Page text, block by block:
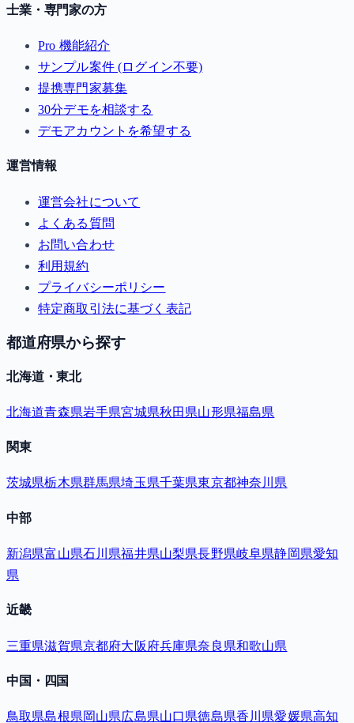
士業・専門家の方
Pro 機能紹介
サンプル案件 (ログイン不要)
提携専門家募集
30分デモを相談する
デモアカウントを希望する
運営情報
運営会社について
よくある質問
お問い合わせ
利用規約
プライバシーポリシー
特定商取引法に基づく表記
都道府県から探す
北海道・東北
北海道青森県岩手県宮城県秋田県山形県福島県
関東
茨城県栃木県群馬県埼玉県千葉県東京都神奈川県
中部
新潟県富山県石川県福井県山梨県長野県岐阜県静岡県愛知
県
近畿
三重県滋賀県京都府大阪府兵庫県奈良県和歌山県
中国・四国
鳥取県島根県岡山県広島県山口県徳島県香川県愛媛県高知